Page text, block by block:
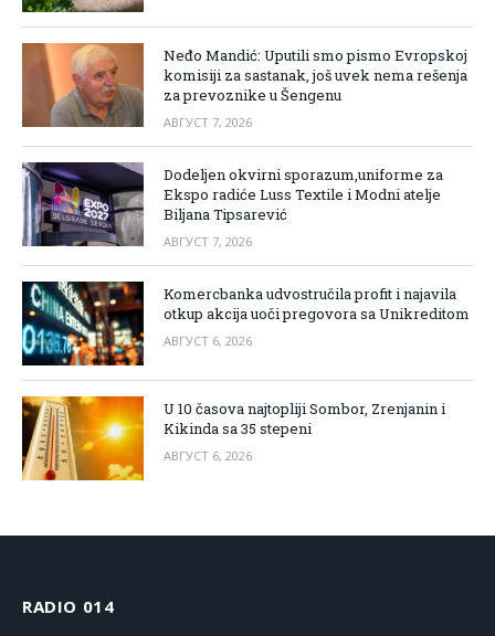
Neđo Mandić: Uputili smo pismo Evropskoj
komisiji za sastanak, još uvek nema rešenja
za prevoznike u Šengenu
АВГУСТ 7, 2026
Dodeljen okvirni sporazum,uniforme za
Ekspo radiće Luss Textile i Modni atelje
Biljana Tipsarević
АВГУСТ 7, 2026
Komercbanka udvostručila profit i najavila
otkup akcija uoči pregovora sa Unikreditom
АВГУСТ 6, 2026
U 10 časova najtopliji Sombor, Zrenjanin i
Kikinda sa 35 stepeni
АВГУСТ 6, 2026
RADIO 014